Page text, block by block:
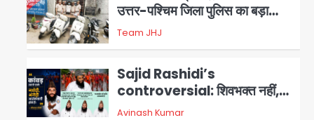
Sajid Rashidi’s
controversial: शिवभक्त नहीं,
आतंकवादी हैं’, मौलाना का कांवड़ियों पर
विवादित बयान, BJP विधायक ने कराई
FIR, NSA की मांग
Felix Hospital Noida: